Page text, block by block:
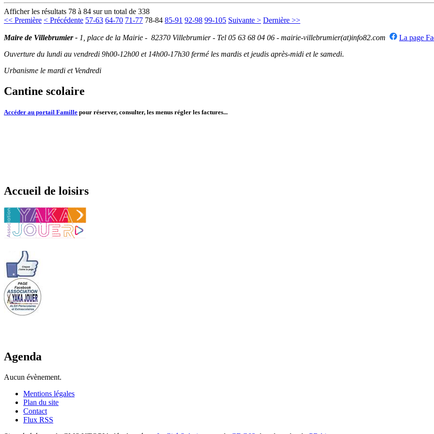
Afficher les résultats 78 à 84 sur un total de 338
<< Première < Précédente 57-63 64-70 71-77 78-84 85-91 92-98 99-105 Suivante > Dernière >>
Maire de Villebrumier - 1, place de la Mairie - 82370 Villebrumier - Tel 05 63 68 04 06 - mairie-villebrumier(at)info82.com
La page
Ouverture du lundi au vendredi 9h00-12h00 et 14h00-17h30 fermé les mardis et jeudis après-midi et le samedi.
Urbanisme le mardi et Vendredi
Cantine scolaire
Accéder au portail Famille pour réserver, consulter, les menus régler les factures...
Accueil de loisirs
Agenda
Aucun évènement.
Mentions légales
Plan du site
Contact
Flux RSS